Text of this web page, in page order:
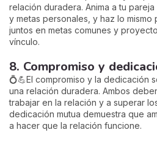
relación duradera. Anima a tu
y metas personales, y haz lo mismo
juntos en metas comunes y
vínculo.
8. Compromiso y
💍💪El compromiso y la dedicación
una relación duradera. Ambos
trabajar en la relación y a superar
dedicación mutua demuestra que
a hacer que la relación funcione.